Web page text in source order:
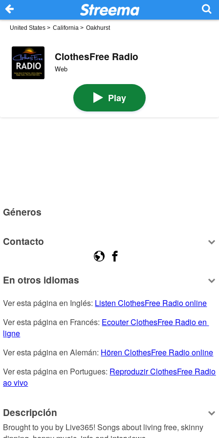
United States > California > Oakhurst
ClothesFree Radio
Web
Play
Géneros
Contacto
En otros idiomas
Ver esta página en Inglés: Listen ClothesFree Radio online
Ver esta página en Francés: Ecouter ClothesFree Radio en
ligne
Ver esta página en Alemán: Hören ClothesFree Radio online
Ver esta página en Portugues: Reproduzir ClothesFree Radio
ao vivo
Descripción
Brought to you by Live365! Songs about living free, skinny